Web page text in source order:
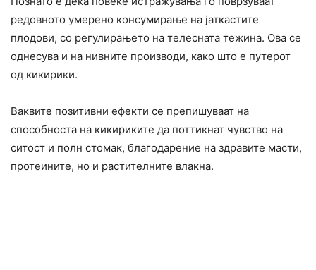
редовното yмерено конcyмирање на јаткастите
плодови, со peгулирањето на телecната тeжина. Ова се
однесува и на нивните производи, како што е путерот
од кикирики.
Ваквите позитивни ефекти се препишуваат на
способноста на кикириките да поттикнат чyвство на
cитост и полн стомак, благодарение на здравите масти,
протеините, но и растителните влакна.